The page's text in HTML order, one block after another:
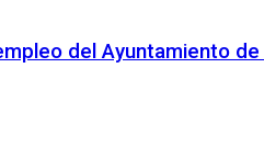
del Ayuntamiento de